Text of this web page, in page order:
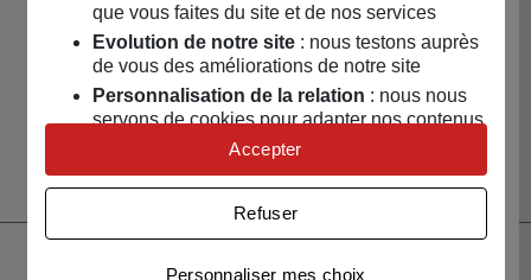
Paiement
100% sécurisé
Livraison
rapide
Un service client
Vendeurs
que vous faites du site et de nos services
Evolution de notre site: nous testons auprès
de vous des améliorations de notre site
Personnalisation de la relation : nous nous
servons de cookies pour adapter nos contenus
et personnaliser nos offres
Univers publicitaire: nous utilisons avec nos
publicités personnalisées
Personnaliser mes choix
Refuser
Accepter